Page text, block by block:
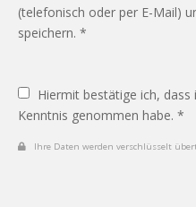
(telefonisch oder per E-Mail)
speichern. *
Hiermit bestätige ich, dass
Kenntnis genommen habe. *
Ihre Daten werden verschlüsselt